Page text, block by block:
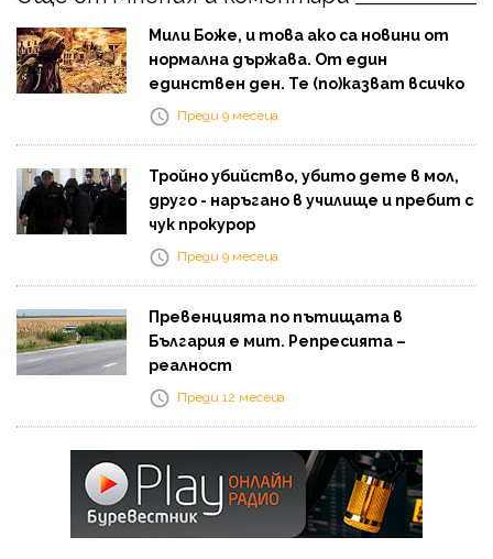
Мили Боже, и това ако са новини от
нормална държава. От един
единствен ден. Те (по)казват всичко
Преди 9 месеца
Тройно убийство, убито дете в мол,
друго - наръгано в училище и пребит с
чук прокурор
Преди 9 месеца
Превенцията по пътищата в
България е мит. Репресията –
реалност
Преди 12 месеца